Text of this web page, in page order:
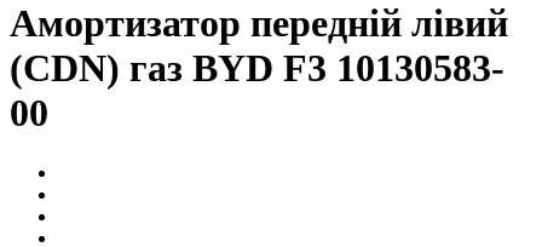
Амортизатор передній лівий
(CDN) газ BYD F3 10130583-
00